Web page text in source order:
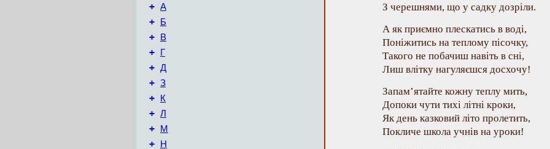
+ А
+ Б
+ В
+ Г
+ Д
+ З
+ К
+ Л
+ М
+ Н
З черешнями, що у садку дозріли.
А як приємно плескатись в воді,
Поніжитись на теплому пісочку,
Такого не побачиш навіть в сні,
Лиш влітку нагуляєшся досхочу!
Запам’ятайте кожну теплу мить,
Допоки чути тихі літні кроки,
Як день казковий літо пролетить,
Покличе школа учнів на уроки!